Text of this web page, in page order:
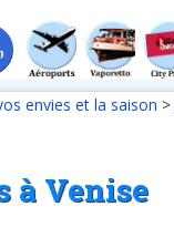
envies et la saison >
à Venise